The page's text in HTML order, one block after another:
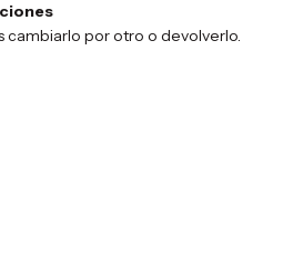
cambiarlo por otro o devolverlo.